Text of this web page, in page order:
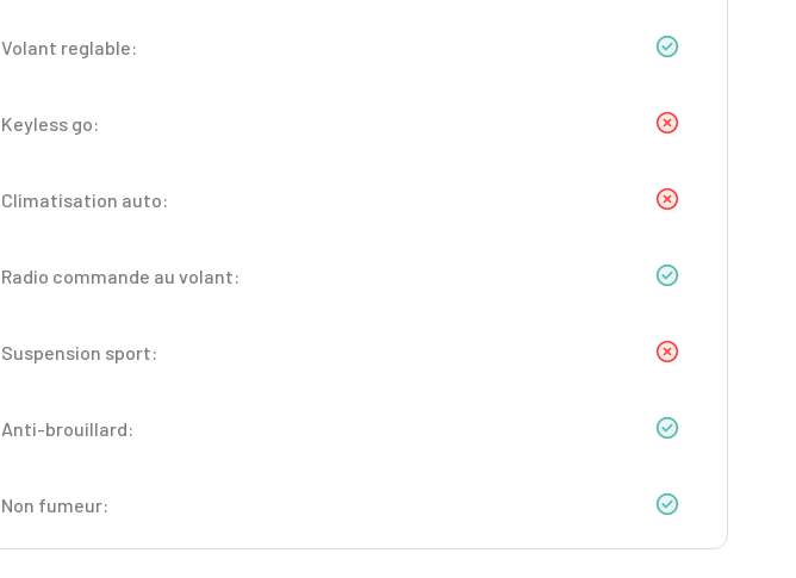
Volant reglable:
Keyless go:
Climatisation auto:
Radio commande au volant:
Suspension sport:
Anti-brouillard:
Non fumeur: